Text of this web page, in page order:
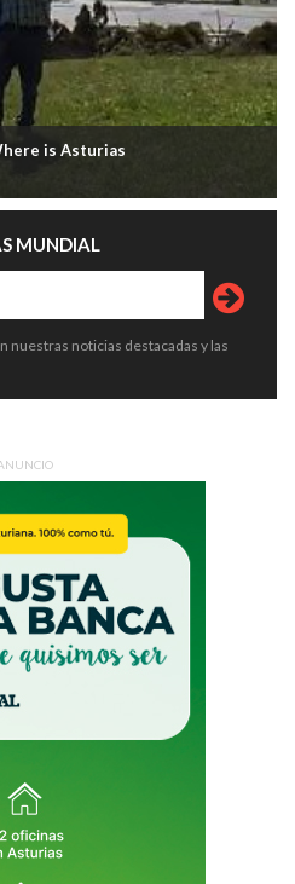
is Asturias
MUNDIAL
nuestras noticias destacadas y las